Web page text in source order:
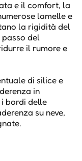
e il comfort, la
lamelle e
la rigidità del
del
il rumore e
di silice e
in
bordi delle
su neve,